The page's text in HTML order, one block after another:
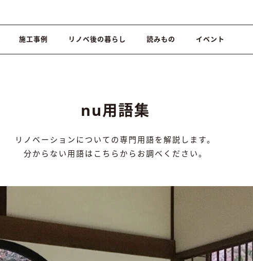
施工事例 リノベ後の暮らし 読みもの イベント
nu用語集
リノベーションについての専門用語を解説します。
分からない用語はこちらからお調べください。